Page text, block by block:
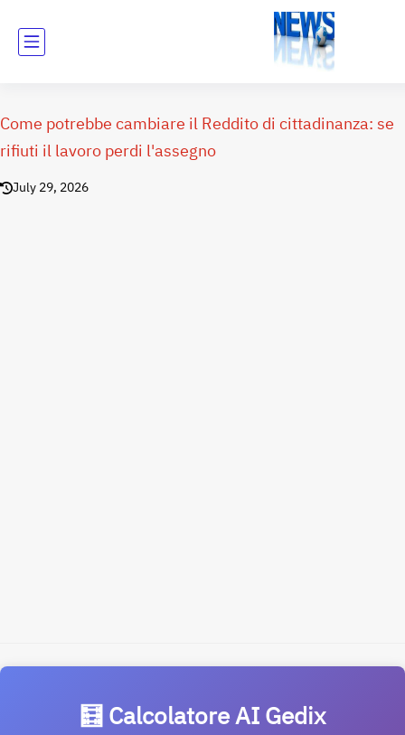
Come potrebbe cambiare il Reddito di cittadinanza: se
rifiuti il lavoro perdi l'assegno
July 29, 2026
🧮 Calcolatore AI Gedix